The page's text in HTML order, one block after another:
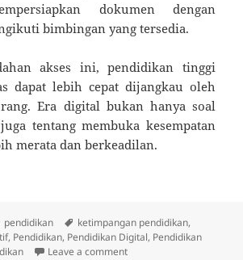
dokumen dengan
bimbingan yang tersedia.
akses ini, pendidikan tinggi
dapat lebih cepat dijangkau oleh
Era digital bukan hanya soal
tentang membuka kesempatan
merata dan berkeadilan.
Categories
pendidikan Tags
ketimpangan pendidikan,
, Pendidikan, Pendidikan Digital, Pendidikan
Leave a commenton Beasiswa Pendidikan